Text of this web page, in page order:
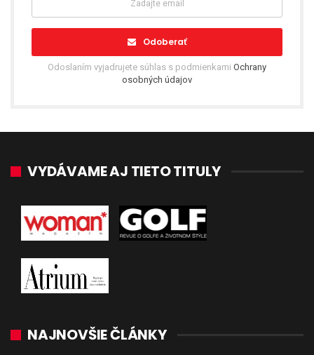
Odoberať
Odoslaním vyjadrujete súhlas s podmienkami Ochrany
osobných údajov
VYDÁVAME AJ TIETO TITULY
NAJNOVŠIE ČLÁNKY